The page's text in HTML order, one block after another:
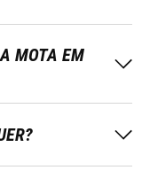
MOTA EM